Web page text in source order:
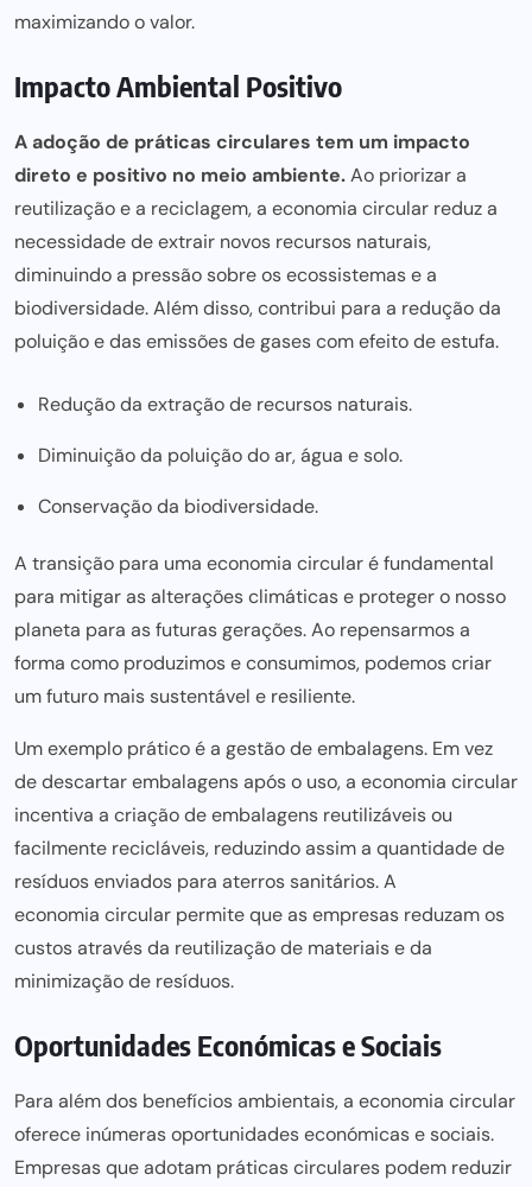
maximizando o valor.
Impacto Ambiental Positivo
A adoção de práticas circulares tem um impacto
direto e positivo no meio ambiente.Ao priorizar a
reutilização e a reciclagem, a economia circular reduz a
necessidade de extrair novos recursos naturais,
diminuindo a pressão sobre os ecossistemas e a
biodiversidade. Além disso, contribui para a redução da
poluição e das emissões de gases com efeito de estufa.
Redução da extração de recursos naturais.
Diminuição da poluição do ar, água e solo.
Conservação da biodiversidade.
A transição para uma economia circular é fundamental
para mitigar as alterações climáticas e proteger o nosso
planeta para as futuras gerações. Ao repensarmos a
forma como produzimos e consumimos, podemos criar
umfuturo mais sustentável e resiliente.
Um exemplo prático é a gestão de embalagens. Em vez
de descartar embalagens após o uso, a economia circular
incentiva a criação de embalagens reutilizáveis ou
facilmente recicláveis, reduzindo assim a quantidade de
resíduos enviados para aterros sanitários. A
economia circular permite que as empresas reduzam os
custos através da reutilização de materiais e da
minimização de resíduos.
Oportunidades Económicas e Sociais
Para além dos benefícios ambientais, a economia circular
oferece inúmeras oportunidades económicas e sociais.
Empresas que adotam práticas circulares podem reduzir